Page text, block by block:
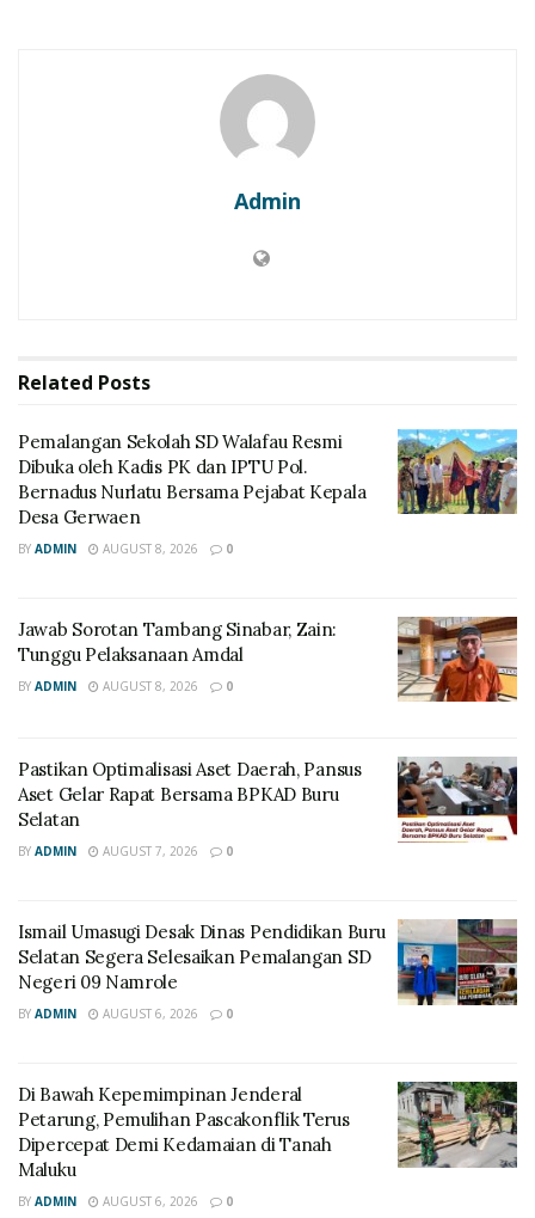
Admin
Related Posts
Pemalangan Sekolah SD Walafau Resmi
Dibuka oleh Kadis PK dan IPTU Pol.
Bernadus Nurlatu Bersama Pejabat Kepala
Desa Gerwaen
BY ADMIN AUGUST 8, 2026 0
Jawab Sorotan Tambang Sinabar, Zain:
Tunggu Pelaksanaan Amdal
BY ADMIN AUGUST 8, 2026 0
Pastikan Optimalisasi Aset Daerah, Pansus
Aset Gelar Rapat Bersama BPKAD Buru
Selatan
BY ADMIN AUGUST 7, 2026 0
Ismail Umasugi Desak Dinas Pendidikan Buru
Selatan Segera Selesaikan Pemalangan SD
Negeri 09 Namrole
BY ADMIN AUGUST 6, 2026 0
Di Bawah Kepemimpinan Jenderal
Petarung, Pemulihan Pascakonflik Terus
Dipercepat Demi Kedamaian di Tanah
Maluku
BY ADMIN AUGUST 6, 2026 0